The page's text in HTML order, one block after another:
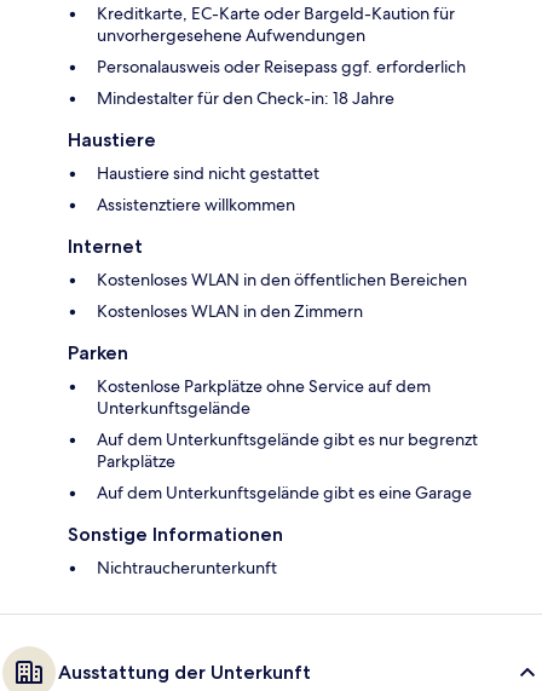
Kreditkarte, EC-Karte oder Bargeld-Kaution für
unvorhergesehene Aufwendungen
Personalausweis oder Reisepass ggf. erforderlich
Mindestalter für den Check-in: 18 Jahre
Haustiere
Haustiere sind nicht gestattet
Assistenztiere willkommen
Internet
Kostenloses WLAN in den öffentlichen Bereichen
Kostenloses WLAN in den Zimmern
Parken
Kostenlose Parkplätze ohne Service auf dem
Unterkunftsgelände
Auf dem Unterkunftsgelände gibt es nur begrenzt
Parkplätze
Auf dem Unterkunftsgelände gibt es eine Garage
Sonstige Informationen
Nichtraucherunterkunft
Ausstattung der Unterkunft